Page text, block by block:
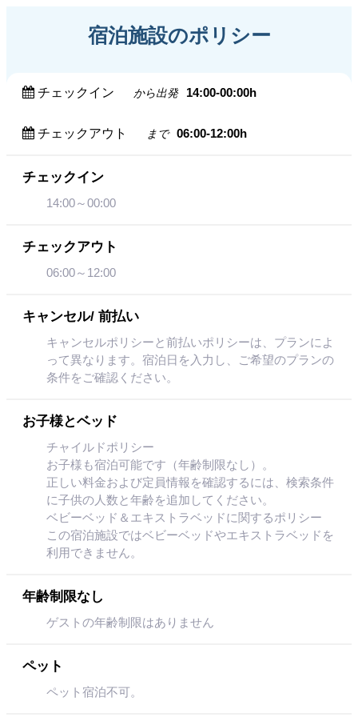
宿泊施設のポリシー
チェックイン から出発 14:00-00:00h
チェックアウト まで 06:00-12:00h
チェックイン
14:00～00:00
チェックアウト
06:00～12:00
キャンセル/ 前払い
キャンセルポリシーと前払いポリシーは、プランによ
って異なります。宿泊日を入力し、ご希望のプランの
条件をご確認ください。
お子様とベッド
チャイルドポリシー
お子様も宿泊可能です（年齢制限なし）。
正しい料金および定員情報を確認するには、検索条件
に子供の人数と年齢を追加してください。
ベビーベッド＆エキストラベッドに関するポリシー
この宿泊施設ではベビーベッドやエキストラベッドを
利用できません。
年齢制限なし
ゲストの年齢制限はありません
ペット
ペット宿泊不可。